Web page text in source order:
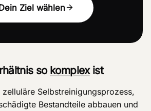
Ziel wählen
so komplexist
Selbstreinigungsprozess,
Bestandteile abbauen und